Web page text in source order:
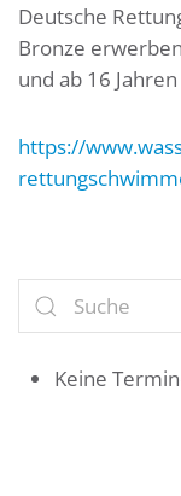
Deutsche
Bronze
und ab 16
https://
Keine